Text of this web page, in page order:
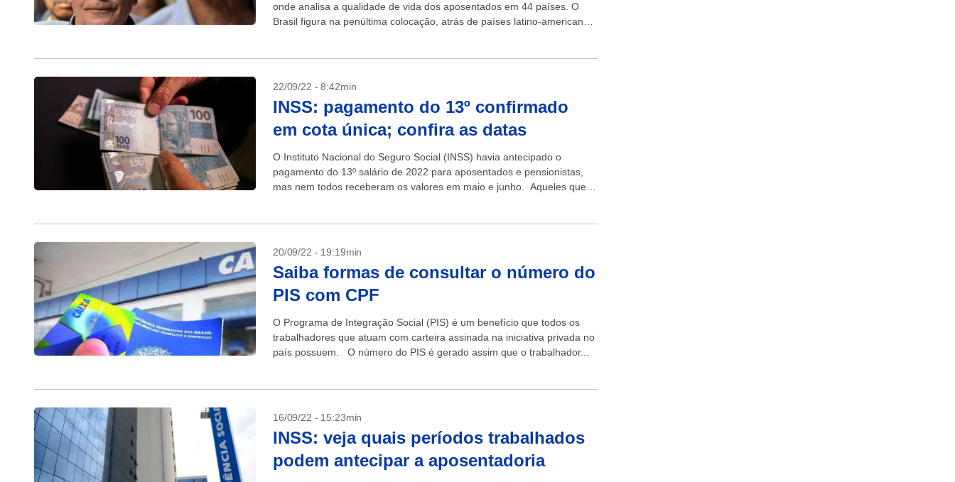
onde analisa a qualidade de vida dos aposentados em 44 países. O
Brasil figura na penúltima colocação, atrás de países latino-americanos
22/09/22 - 8:42min
INSS: pagamento do 13º confirmado
em cota única; confira as datas
O Instituto Nacional do Seguro Social (INSS) havia antecipado o
pagamento do 13º salário de 2022 para aposentados e pensionistas,
mas nem todos receberam os valores em maio e junho. Aqueles que
20/09/22 - 19:19min
Saiba formas de consultar o número do
PIS com CPF
O Programa de Integração Social (PIS) é um benefício que todos os
trabalhadores que atuam com carteira assinada na iniciativa privada no
país possuem. O número do PIS é gerado assim que o trabalhador...
16/09/22 - 15:23min
INSS: veja quais períodos trabalhados
podem antecipar a aposentadoria